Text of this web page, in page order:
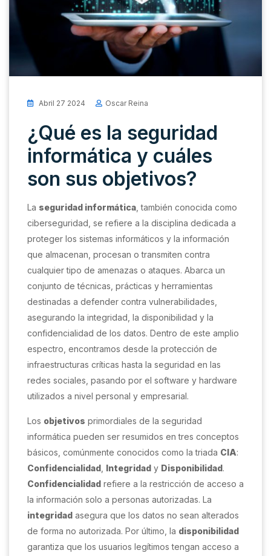
Abril 27 2024 Oscar Reina
¿Qué es la seguridad
informática y cuáles
son sus objetivos?
La seguridad informática , también conocida como
ciberseguridad, se refiere a la disciplina dedicada a
proteger los sistemas informáticos y la información
que almacenan, procesan o transmiten contra
cualquier tipo de amenazas o ataques. Abarca un
conjunto de técnicas, prácticas y herramientas
destinadas a defender contra vulnerabilidades,
asegurando la integridad, la disponibilidad y la
confidencialidad de los datos. Dentro de este amplio
espectro, encontramos desde la protección de
infraestructuras críticas hasta la seguridad en las
redes sociales, pasando por el software y hardware
utilizados a nivel personal y empresarial.
Los objetivos primordiales de la seguridad
informática pueden ser resumidos en tres conceptos
básicos, comúnmente conocidos como la triada CIA:
Confidencialidad Integridad y Disponibilidad.
Confidencialidad refiere a la restricción de acceso a
la información solo a personas autorizadas. La
integridad asegura que los datos no sean alterados
de forma no autorizada. Por último, la disponibilidad
garantiza que los usuarios legítimos tengan acceso a